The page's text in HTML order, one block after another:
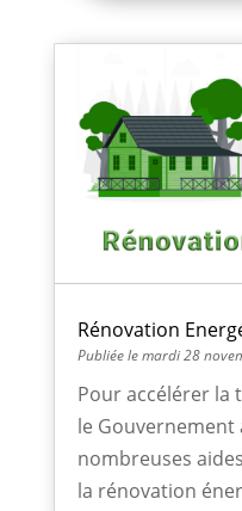
Rénovation
mardi 28
Pour accélérer la
le Gouvernement
nombreuses
la rénovation